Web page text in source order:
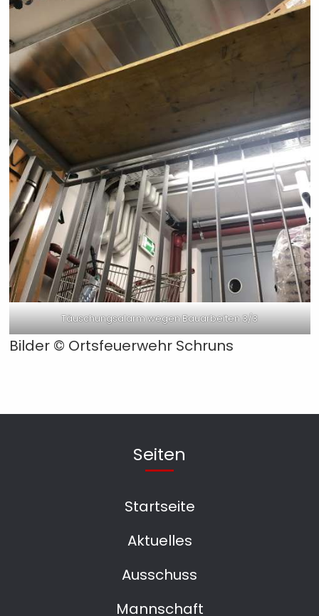
Täuschungsalarm wegen Bauarbeiten 3/3
Bilder © Ortsfeuerwehr Schruns
Seiten
Startseite
Aktuelles
Ausschuss
Mannschaft